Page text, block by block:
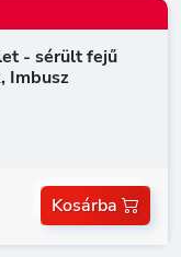
- sérült fejű
Imbusz
Kosárba